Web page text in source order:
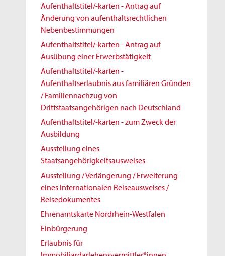
Aufenthaltstitel/-karten - Antrag auf
Änderung von aufenthaltsrechtlichen
Nebenbestimmungen
Aufenthaltstitel/-karten - Antrag auf
Ausübung einer Erwerbstätigkeit
Aufenthaltstitel/-karten -
Aufenthaltserlaubnis aus familiären Gründen
/ Familiennachzug von
Drittstaatsangehörigen nach Deutschland
Aufenthaltstitel/-karten - zum Zweck der
Ausbildung
Ausstellung eines
Staatsangehörigkeitsausweises
Ausstellung / Verlängerung / Erweiterung
eines Internationalen Reiseausweises /
Reisedokumentes
Ehrenamtskarte Nordrhein-Westfalen
Einbürgerung
Erlaubnis für